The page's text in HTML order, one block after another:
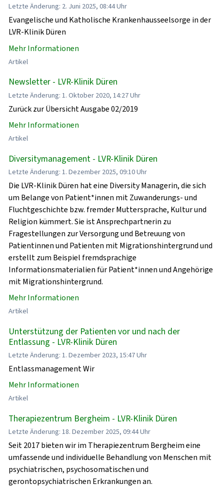
Letzte Änderung: 2. Juni 2025, 08:44 Uhr
Evangelische und Katholische Krankenhausseelsorge in der
LVR-Klinik Düren
Mehr Informationen
Artikel
Newsletter - LVR-Klinik Düren
Letzte Änderung: 1. Oktober 2020, 14:27 Uhr
Zurück zur Übersicht Ausgabe 02/2019
Mehr Informationen
Artikel
Diversitymanagement - LVR-Klinik Düren
Letzte Änderung: 1. Dezember 2025, 09:10 Uhr
Die LVR-Klinik Düren hat eine Diversity Managerin, die sich
um Belange von Patient*innen mit Zuwanderungs- und
Fluchtgeschichte bzw. fremder Muttersprache, Kultur und
Religion kümmert. Sie ist Ansprechpartnerin zu
Fragestellungen zur Versorgung und Betreuung von
Patientinnen und Patienten mit Migrationshintergrund und
erstellt zum Beispiel fremdsprachige
Informationsmaterialien für Patient*innen und Angehörige
mit Migrationshintergrund.
Mehr Informationen
Artikel
Unterstützung der Patienten vor und nach der
Entlassung - LVR-Klinik Düren
Letzte Änderung: 1. Dezember 2023, 15:47 Uhr
Entlassmanagement Wir
Mehr Informationen
Artikel
Therapiezentrum Bergheim - LVR-Klinik Düren
Letzte Änderung: 18. Dezember 2025, 09:44 Uhr
Seit 2017 bieten wir im Therapiezentrum Bergheim eine
umfassende und individuelle Behandlung von Menschen mit
psychiatrischen, psychosomatischen und
gerontopsychiatrischen Erkrankungen an.